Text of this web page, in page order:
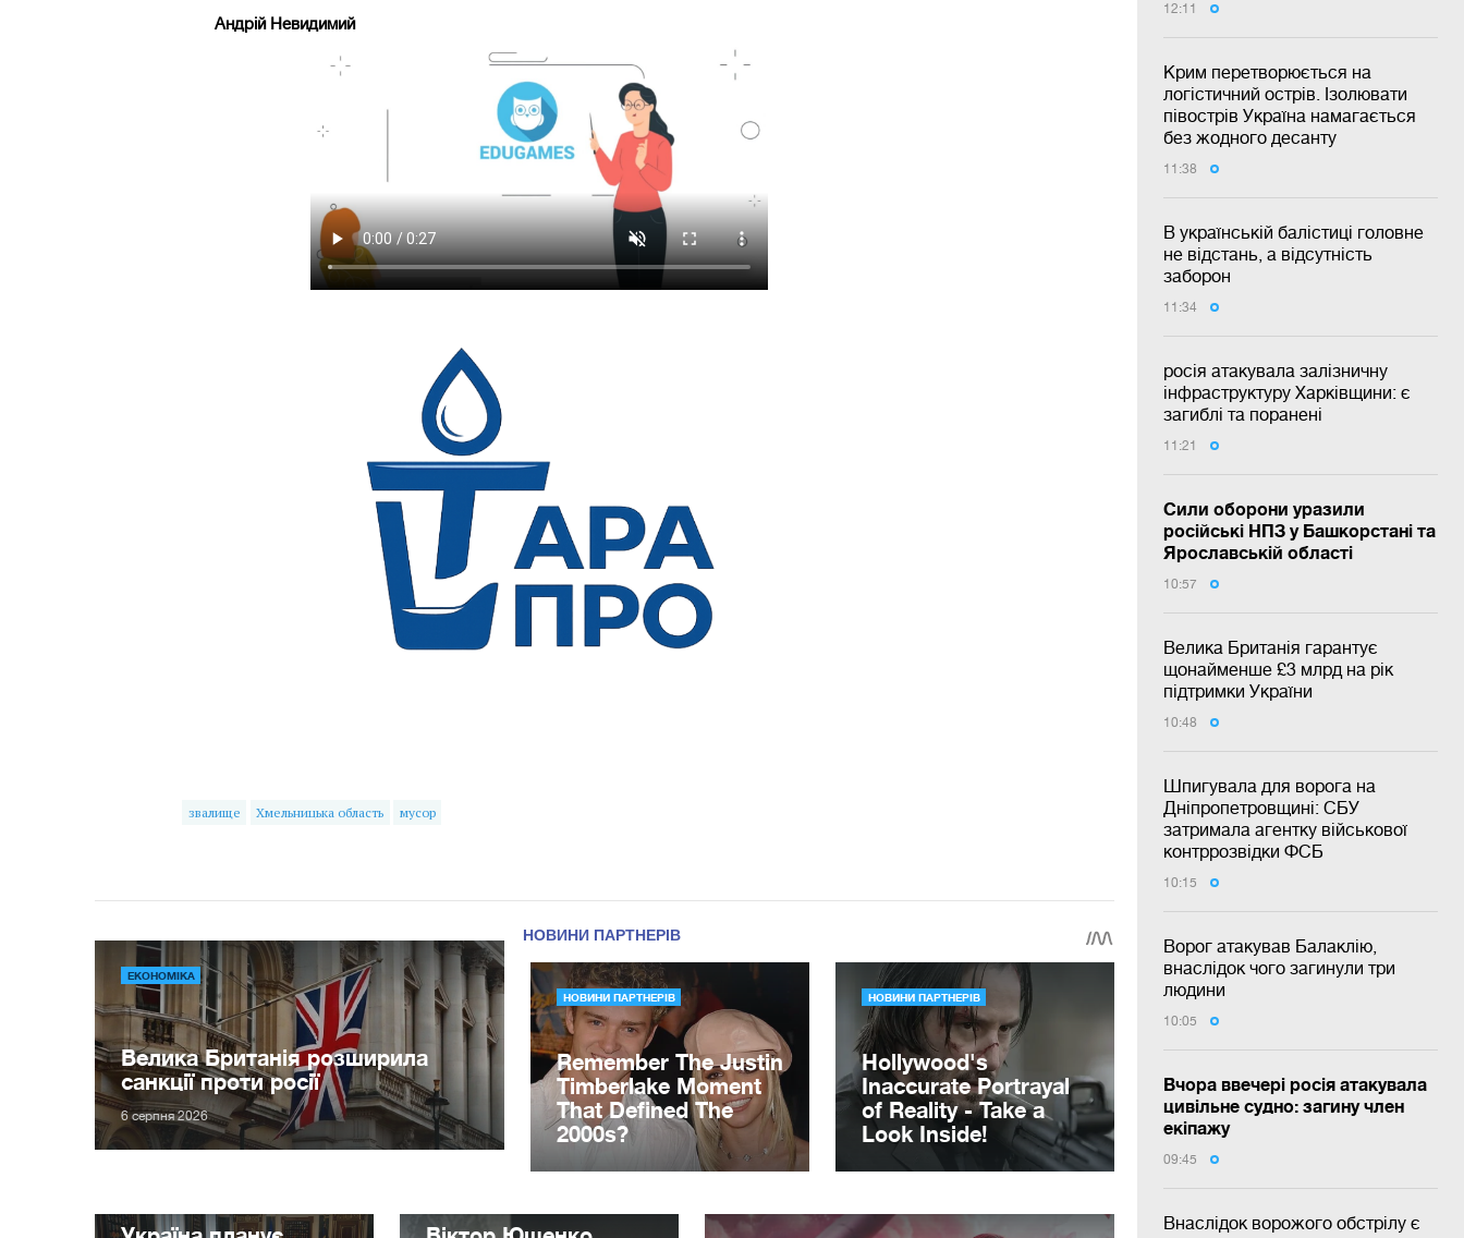
12:11
Крим перетворюється на
логістичний острів. Ізолювати
півострів Україна намагається
без жодного десанту
11:38
В українській балістиці головне
не відстань, а відсутність
заборон
11:34
росія атакувала залізничну
інфраструктуру Харківщини: є
загиблі та поранені
11:21
Сили оборони уразили
російські НПЗ у Башкорстані та
Ярославській області
10:57
Велика Британія гарантує
щонайменше £3 млрд на рік
підтримки України
10:48
Шпигувала для ворога на
Дніпропетровщині: СБУ
затримала агентку військової
контррозвідки ФСБ
10:15
Ворог атакував Балаклію,
внаслідок чого загинули три
людини
10:05
Вчора ввечері росія атакувала
цивільне судно: загину член
екіпажу
09:45
Внаслідок ворожого обстрілу є
Андрій Невидимий
звалище Хмельницька область мусор
ЕКОНОМІКА
Велика Британія розширила
санкції проти росії
6 серпня 2026